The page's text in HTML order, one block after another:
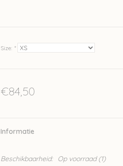
Size: *
€84,50
Informatie
Beschikbaarheid: Op voorraad(1)